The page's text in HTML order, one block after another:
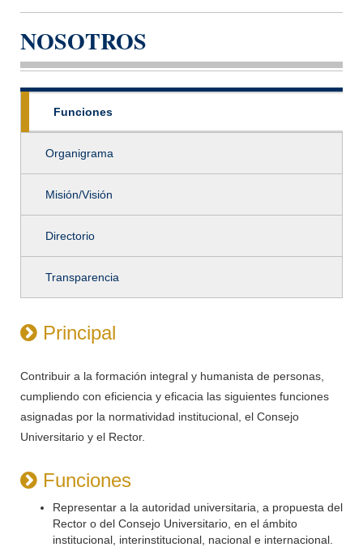
NOSOTROS
Funciones
Organigrama
Misión/Visión
Directorio
Transparencia
Principal
Contribuir a la formación integral y humanista de personas,
cumpliendo con eficiencia y eficacia las siguientes funciones
asignadas por la normatividad institucional, el Consejo
Universitario y el Rector.
Funciones
Representar a la autoridad universitaria, a propuesta del
Rector o del Consejo Universitario, en el ámbito
institucional, interinstitucional, nacional e internacional.